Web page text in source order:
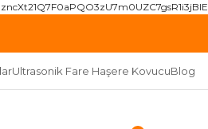
Ultrasonik Fare Haşere KovucuBlog